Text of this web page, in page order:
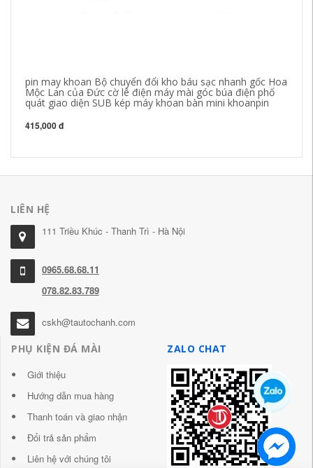
pin may khoan Bộ chuyển đổi kho báu sạc nhanh gốc Hoa
Mộc Lan của Đức cờ lê điện máy mài góc búa điện phổ
quát giao diện SUB kép máy khoan bàn mini khoanpin
415,000 đ
LIÊN HỆ
111 Triều Khúc - Thanh Trì - Hà Nội
0965.68.68.11
078.82.83.789
cskh@tautochanh.com
PHỤ KIỆN ĐÁ MÀI
Giới thiệu
Hướng dẫn mua hàng
Thanh toán và giao nhận
Đổi trả sản phẩm
Liên hệ với chúng tôi
ZALO CHAT